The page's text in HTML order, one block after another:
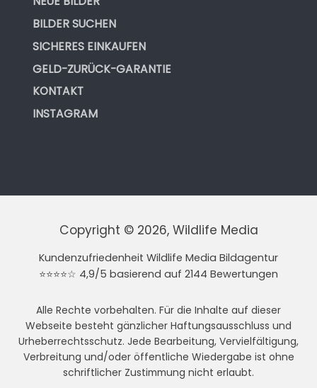
BILDER SUCHEN
SICHERES EINKAUFEN
GELD-ZURÜCK-GARANTIE
KONTAKT
INSTAGRAM
Copyright © 2026, Wildlife Media
Kundenzufriedenheit Wildlife Media Bildagentur
⭐⭐⭐⭐☆ 4,9/5 basierend auf 2144 Bewertungen
Alle Rechte vorbehalten. Für die Inhalte auf dieser
Webseite besteht gänzlicher Haftungsausschluss und
Urheberrechtsschutz. Jede Bearbeitung, Vervielfältigung,
Verbreitung und/oder öffentliche Wiedergabe ist ohne
schriftlicher Zustimmung nicht erlaubt.